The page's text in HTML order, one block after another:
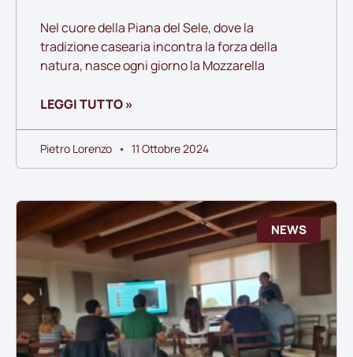
Nel cuore della Piana del Sele, dove la
tradizione casearia incontra la forza della
natura, nasce ogni giorno la Mozzarella
LEGGI TUTTO »
Pietro Lorenzo 11 Ottobre 2024
NEWS